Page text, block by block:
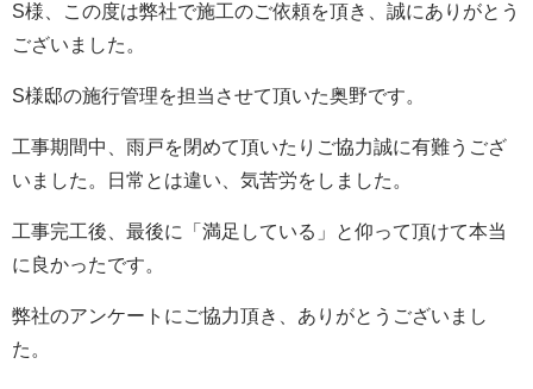
S様、この度は弊社で施工のご依頼を頂き、誠にありがとう
ございました。
S様邸の施行管理を担当させて頂いた奥野です。
工事期間中、雨戸を閉めて頂いたりご協力誠に有難うござ
いました。日常とは違い、気苦労をしました。
工事完工後、最後に「満足している」と仰って頂けて本当
に良かったです。
弊社のアンケートにご協力頂き、ありがとうございまし
た。